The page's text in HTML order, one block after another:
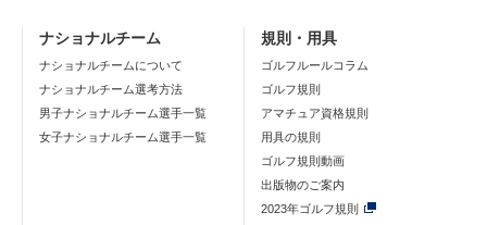
ナショナルチーム
ナショナルチームについて
ナショナルチーム選考方法
男子ナショナルチーム選手一覧
女子ナショナルチーム選手一覧
規則・用具
ゴルフルールコラム
ゴルフ規則
アマチュア資格規則
用具の規則
ゴルフ規則動画
出版物のご案内
2023年ゴルフ規則